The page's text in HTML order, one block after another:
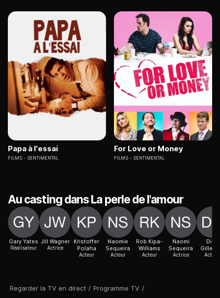
Regarder la TV en direct / Programme TV /
Papa à l'essai
FILMS SENTIMENTAL
For Love or Money
FILMS SENTIMENTAL
Au casting dans La perle de l'amour
Gary Yates
Réalisateur
Jill Wagner
Actrice
Kristoffer
Polaha
Acteur
Naomie
Sequeira
Acteur
Rob Kipa-
Williams
Acteur
Naomi
Sequeira
Actrice
Dina
Actrice